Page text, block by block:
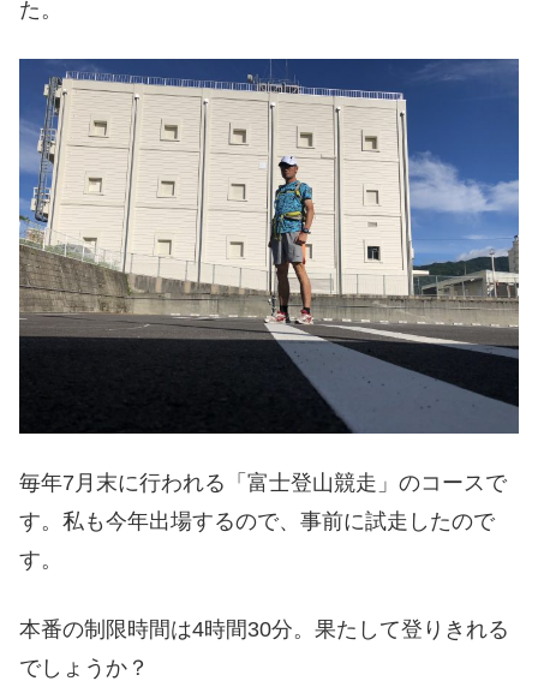
た。
毎年7月末に行われる「富士登山競走」のコースで
す。私も今年出場するので、事前に試走したので
す。
本番の制限時間は4時間30分。果たして登りきれる
でしょうか？